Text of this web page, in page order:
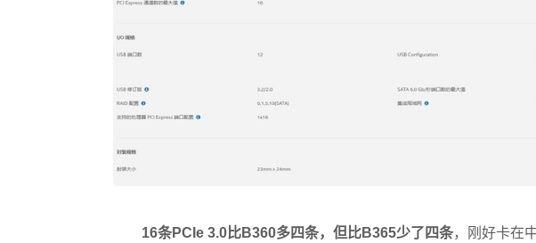
16条PCIe 3.0比B360多四条，但比B365少了四条，刚好卡在